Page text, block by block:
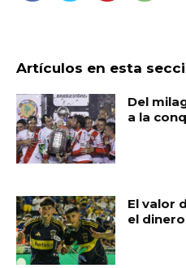
Artículos en esta
Del
a la
El valor
el